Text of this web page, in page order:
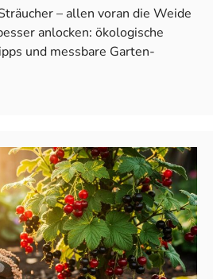
– allen voran die Weide
anlocken: ökologische
und messbare Garten-